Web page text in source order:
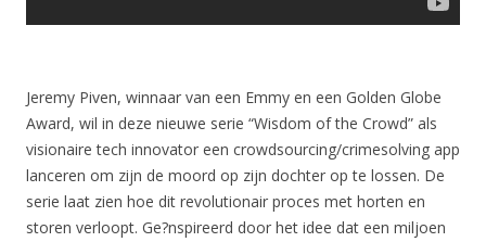
Jeremy Piven, winnaar van een Emmy en een Golden Globe
Award, wil in deze nieuwe serie “Wisdom of the Crowd” als
visionaire tech innovator een crowdsourcing/crimesolving app
lanceren om zijn de moord op zijn dochter op te lossen. De
serie laat zien hoe dit revolutionair proces met horten en
storen verloopt. Ge?nspireerd door het idee dat een miljoen